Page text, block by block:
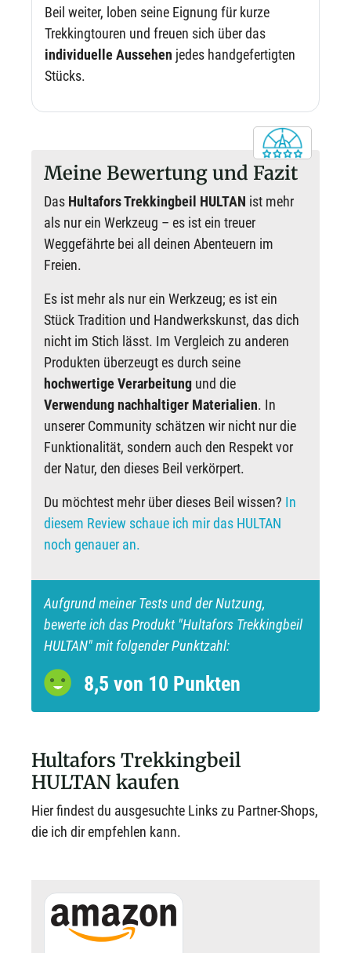
Beil weiter, loben seine Eignung für kurze
Trekkingtouren und freuen sich über das
individuelle Aussehen jedes handgefertigten
Stücks.
Meine Bewertung und Fazit
Das Hultafors Trekkingbeil HULTAN ist mehr
als nur ein Werkzeug – es ist ein treuer
Weggefährte bei all deinen Abenteuern im
Freien.
Es ist mehr als nur ein Werkzeug; es ist ein
Stück Tradition und Handwerkskunst, das dich
nicht im Stich lässt. Im Vergleich zu anderen
Produkten überzeugt es durch seine
hochwertige Verarbeitung und die
Verwendung nachhaltiger Materialien. In
unserer Community schätzen wir nicht nur die
Funktionalität, sondern auch den Respekt vor
der Natur, den dieses Beil verkörpert.
Du möchtest mehr über dieses Beil wissen? In
diesem Review schaue ich mir das HULTAN
noch genauer an.
Aufgrund meiner Tests und der Nutzung,
bewerte ich das Produkt "Hultafors Trekkingbeil
HULTAN" mit folgender Punktzahl:
8,5 von 10 Punkten
Hultafors Trekkingbeil
HULTAN kaufen
Hier findest du ausgesuchte Links zu Partner-Shops,
die ich dir empfehlen kann.